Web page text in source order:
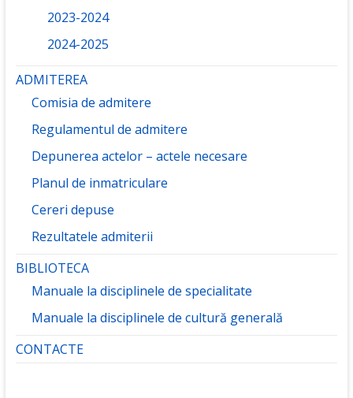
2023-2024
2024-2025
ADMITEREA
Comisia de admitere
Regulamentul de admitere
Depunerea actelor – actele necesare
Planul de inmatriculare
Cereri depuse
Rezultatele admiterii
BIBLIOTECA
Manuale la disciplinele de specialitate
Manuale la disciplinele de cultură generală
CONTACTE